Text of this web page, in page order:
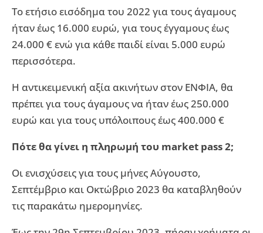
Το ετήσιο εισόδημα του 2022 για τους άγαμους
ήταν έως 16.000 ευρώ, για τους έγγαμους έως
24.000 € ενώ για κάθε παιδί είναι 5.000 ευρώ
περισσότερα.
Η αντικειμενική αξία ακινήτων στον ΕΝΦΙΑ, θα
πρέπει για τους άγαμους να ήταν έως 250.000
ευρώ και για τους υπόλοιπους έως 400.000 €
Πότε θα γίνει η πληρωμή του market pass 2;
Οι ενισχύσεις για τους μήνες Αύγουστο,
Σεπτέμβριο και Οκτώβριο 2023 θα καταβληθούν
τις παρακάτω ημερομηνίες.